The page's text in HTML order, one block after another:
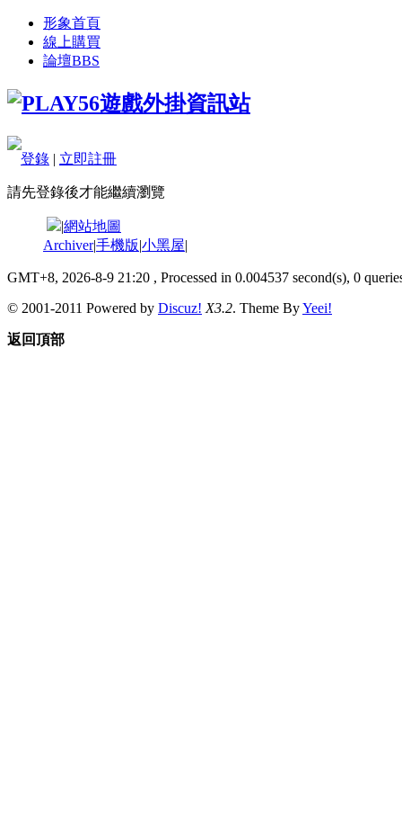
形象首頁
線上購買
論壇BBS
登錄 | 立即註冊
請先登錄後才能繼續瀏覽
|網站地圖
Archiver|手機版|小黑屋|
GMT+8, 2026-8-9 21:20 , Processed in 0.004537 second(s), 0
© 2001-2011 Powered by Discuz! X3.2. Theme ByYeei!
返回頂部